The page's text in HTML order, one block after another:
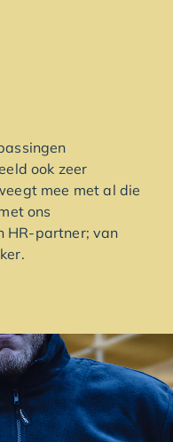
ook zeer
mee met al die
ons
HR-partner; van